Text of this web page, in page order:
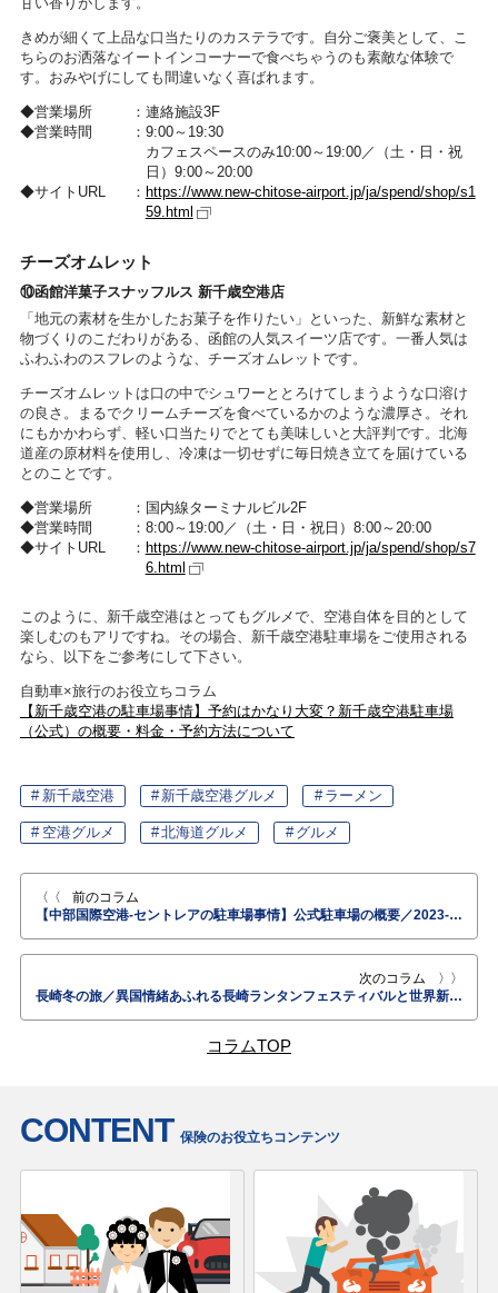
きめが細くて上品な口当たりのカステラです。自分ご褒美として、こ
ちらのお洒落なイートインコーナーで食べちゃうのも素敵な体験で
す。おみやげにしても間違いなく喜ばれます。
営業場所
連絡施設3F
営業時間
9:00～19:30
カフェスペースのみ10:00～19:00／（土・日・祝
日）9:00～20:00
サイトURL
https://www.new-chitose-airport.jp/ja/spend/shop/s1
59.html
チーズオムレット
⑩函館洋菓子スナッフルス 新千歳空港店
「地元の素材を生かしたお菓子を作りたい」といった、新鮮な素材と
物づくりのこだわりがある、函館の人気スイーツ店です。一番人気は
ふわふわのスフレのような、チーズオムレットです。
チーズオムレットは口の中でシュワーととろけてしまうような口溶け
の良さ。まるでクリームチーズを食べているかのような濃厚さ。それ
にもかかわらず、軽い口当たりでとても美味しいと大評判です。北海
道産の原材料を使用し、冷凍は一切せずに毎日焼き立てを届けている
とのことです。
営業場所
国内線ターミナルビル2F
営業時間
8:00～19:00／（土・日・祝日）8:00～20:00
サイトURL
https://www.new-chitose-airport.jp/ja/spend/shop/s7
6.html
このように、新千歳空港はとってもグルメで、空港自体を目的として
楽しむのもアリですね。その場合、新千歳空港駐車場をご使用される
なら、以下をご参考にして下さい。
自動車×旅行のお役立ちコラム
【新千歳空港の駐車場事情】予約はかなり大変？新千歳空港駐車場
（公式）の概要・料金・予約方法について
新千歳空港 新千歳空港グルメ ラーメン
空港グルメ 北海道グルメ グルメ
前のコラム
【中部国際空港-セントレアの駐車場事情】公式駐車場の概要／2023-2024年末年始の駐車料金改定／予約方法について
次のコラム
長崎冬の旅／異国情緒あふれる長崎ランタンフェスティバルと世界新三大夜景-長崎の夜景を究めるドライブ観光
コラムTOP
CONTENT 保険のお役立ちコンテンツ